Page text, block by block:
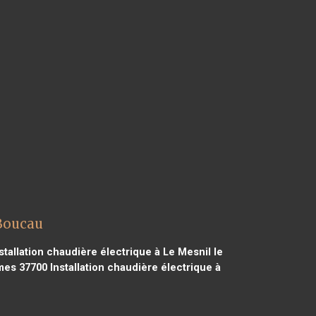
chaudière électrique à Le Mesnil le
37700Installation chaudière électrique à